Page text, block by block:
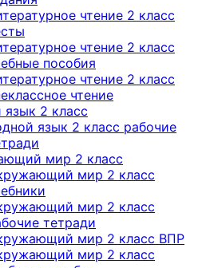
чтение 2 класс
чтение 2 класс
пособия
чтение 2 класс
чтение
язык 2 класс
язык 2 класс рабочие
мир 2 класс
мир 2 класс
мир 2 класс
тетради
мир 2 класс ВПР
мир 2 класс